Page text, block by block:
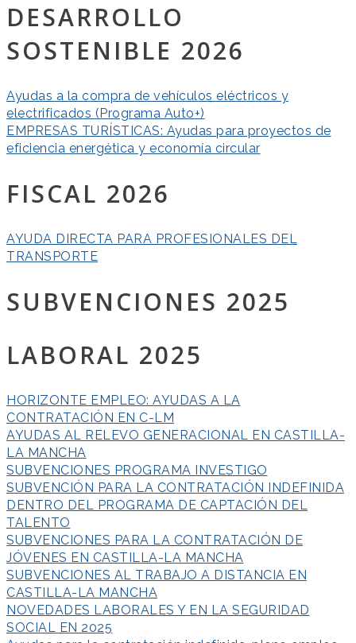
DESARROLLO
SOSTENIBLE 2026
Ayudas a la compra de vehículos eléctricos y
electrificados (Programa Auto+)
EMPRESAS TURÍSTICAS: Ayudas para proyectos de
eficiencia energética y economía circular
FISCAL 2026
AYUDA DIRECTA PARA PROFESIONALES DEL
TRANSPORTE
SUBVENCIONES 2025
LABORAL 2025
HORIZONTE EMPLEO: AYUDAS A LA
CONTRATACIÓN EN C-LM
AYUDAS AL RELEVO GENERACIONAL EN CASTILLA-
LA MANCHA
SUBVENCIONES PROGRAMA INVESTIGO
SUBVENCIÓN PARA LA CONTRATACIÓN INDEFINIDA
DENTRO DEL PROGRAMA DE CAPTACIÓN DEL
TALENTO
SUBVENCIONES PARA LA CONTRATACIÓN DE
JÓVENES EN CASTILLA-LA MANCHA
SUBVENCIONES AL TRABAJO A DISTANCIA EN
CASTILLA-LA MANCHA
NOVEDADES LABORALES Y EN LA SEGURIDAD
SOCIAL EN 2025